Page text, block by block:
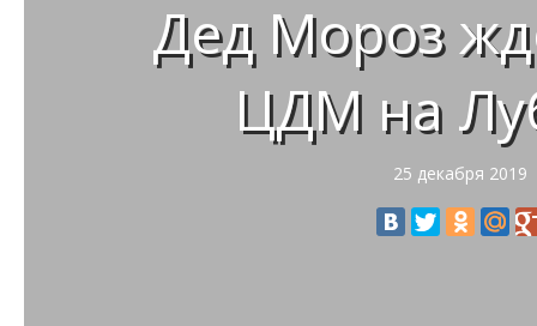
Дед Мороз
ЦДМ на
25 декабря 2019